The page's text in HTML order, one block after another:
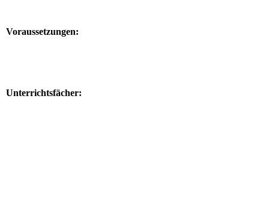
Voraussetzungen:
Unterrichtsfächer: